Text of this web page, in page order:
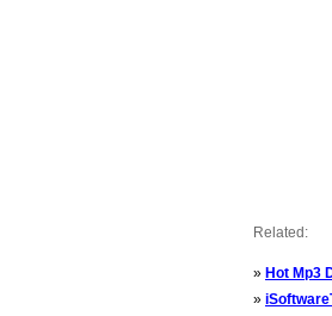
Related:
» Hot Mp3
»